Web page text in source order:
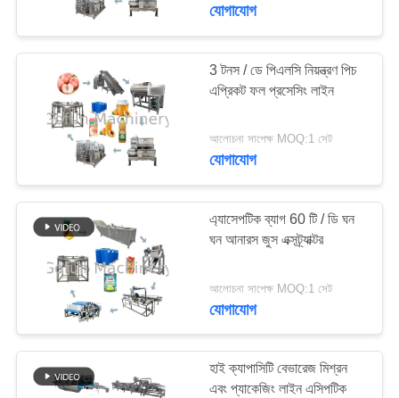
কারখানা
যোগাযোগ
করুন
মামলা
আমের প্রসেসিং লাইন
241
সাইট্রাস প্রসেসিং লাইন
যোগাযোগ
3 টনস / ডে পিএলসি নিয়ন্ত্রণ পিচ
এপ্রিকট ফল প্রসেসিং লাইন
আলোচনা সাপেক্ষ MOQ:1 সেট
যোগাযোগ
এ্যাসেপটিক ব্যাগ 60 টি / ডি ঘন
ঘন আনারস জুস এক্সট্র্যাক্টর
আলোচনা সাপেক্ষ MOQ:1 সেট
যোগাযোগ
হাই ক্যাপাসিটি বেভারেজ মিশ্রন
এবং প্যাকেজিং লাইন এসিপটিক